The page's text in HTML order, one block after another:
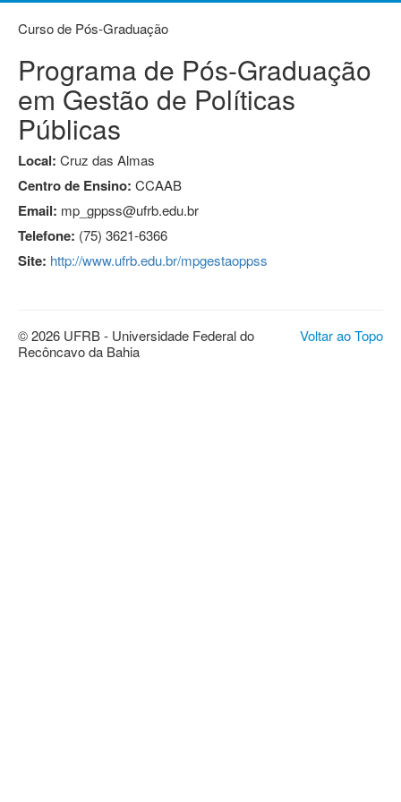
Curso de Pós-Graduação
Programa de Pós-Graduação
em Gestão de Políticas
Públicas
Local: Cruz das Almas
Centro de Ensino: CCAAB
Email: mp_gppss@ufrb.edu.br
Telefone: (75) 3621-6366
Site: http://www.ufrb.edu.br/mpgestaoppss
Voltar ao Topo
© 2026 UFRB - Universidade Federal do
Recôncavo da Bahia